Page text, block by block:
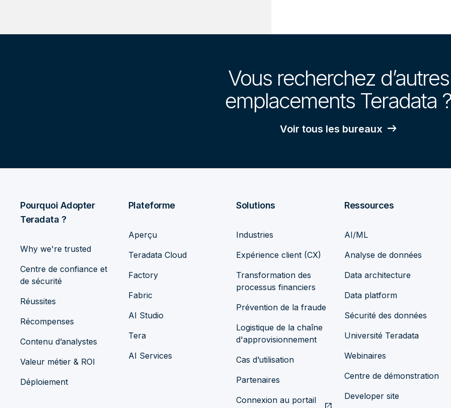
Vous recherchez d’autres
emplacements Teradata ?
Voir tous les bureaux
Pourquoi Adopter
Teradata ?
Why we're trusted
Centre de confiance et
de sécurité
Réussites
Récompenses
Contenu d’analystes
Valeur métier & ROI
Déploiement
Plateforme
Aperçu
Teradata Cloud
Factory
Fabric
AI Studio
Tera
AI Services
Solutions
Industries
Expérience client (CX)
Transformation des
processus financiers
Prévention de la fraude
Logistique de la chaîne
d'approvisionnement
Cas d’utilisation
Partenaires
Connexion au portail
open_in_new
Ressources
AI/ML
Analyse de données
Data architecture
Data platform
Sécurité des données
Université Teradata
Webinaires
Centre de démonstration
Developer site